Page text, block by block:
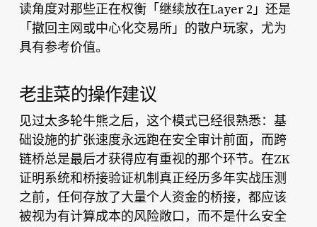
读角度对那些正在权衡「继续放在Layer 2」还是
「撤回主网或中心化交易所」的散户玩家，尤为
具有参考价值。
老韭菜的操作建议
见过太多轮牛熊之后，这个模式已经很熟悉：基
础设施的扩张速度永远跑在安全审计前面，而跨
链桥总是最后才获得应有重视的那个环节。在ZK
证明系统和桥接验证机制真正经历多年实战压测
之前，任何存放了大量个人资金的桥接，都应该
被视为有计算成本的风险敞口，而不是什么安全